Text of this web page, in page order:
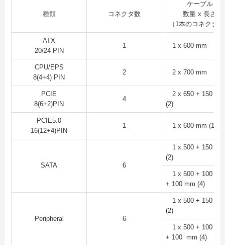
種類 コネクタ数
ケーブル
数量 x 長さ
（1本のコネクタ
ATX
20/24 PIN
1 1 x 600 mm
CPU/EPS
8(4+4) PIN
2 2 x 700 mm
PCIE
8(6+2)PIN
4
2 x 650 + 150 mm
(2)
PCIE5.0
16(12+4)PIN
1 1 x 600 mm (1)
SATA 6
1 x 500 + 150 mm
(2)
1 x 500 + 100 +
+ 100 mm (4)
Peripheral 6
1 x 500 + 150
(2)
1 x 500 + 100 +
+ 100 mm (4)